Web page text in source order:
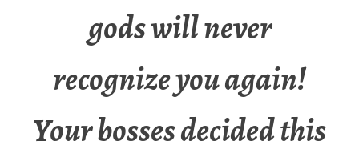
gods will never
recognize you again!
Your bosses decided this